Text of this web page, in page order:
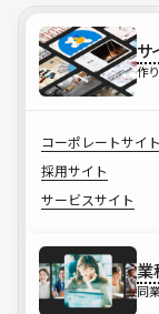
サ
作
コーポレートサイト
採用サイト
サービスサイト
業
同